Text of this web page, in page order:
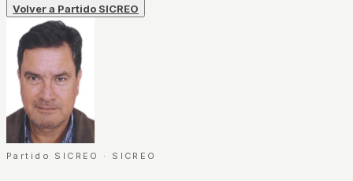
Volver a Partido SICREO
Partido SICREO · SICREO